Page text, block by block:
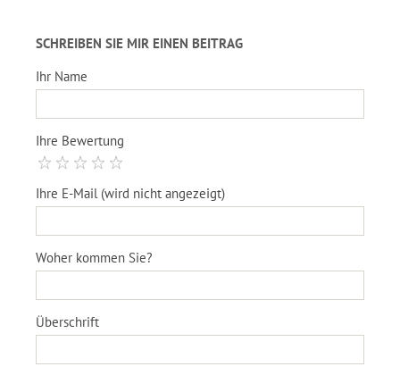
SCHREIBEN SIE MIR EINEN BEITRAG
Ihr Name
Ihre Bewertung
Ihre E-Mail (wird nicht angezeigt)
Woher kommen Sie?
Überschrift